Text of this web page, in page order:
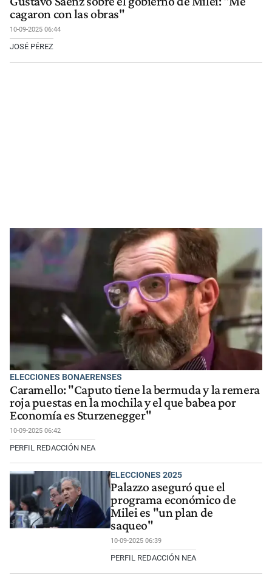
cagaron con las obras"
10-09-2025 06:44
JOSÉ PÉREZ
ELECCIONES BONAERENSES
Caramello: "Caputo tiene la bermuda y la remera
roja puestas en la mochila y el que babea por
Economía es Sturzenegger"
10-09-2025 06:42
PERFIL REDACCIÓN NEA
ELECCIONES 2025
Palazzo aseguró que el
programa económico de
Milei es "un plan de
saqueo"
10-09-2025 06:39
PERFIL REDACCIÓN NEA